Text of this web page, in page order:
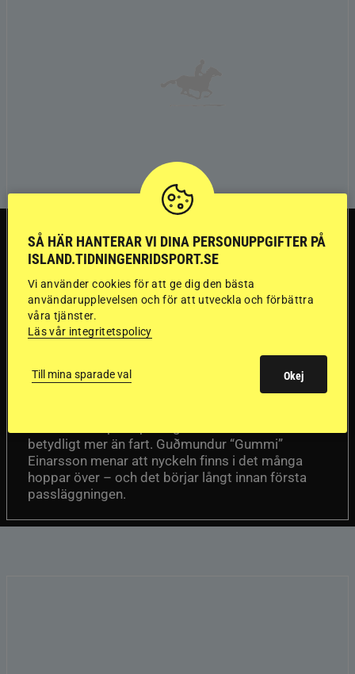
”Gummi” berättar:
Första stegen mot
en internationell
passhäst
betydligt mer än fart. Guðmundur “Gummi”
Einarsson menar att nyckeln finns i det många
hoppar över – och det börjar långt innan första
passläggningen.
SÅ HÄR HANTERAR VI DINA PERSONUPPGIFTER PÅ
ISLAND.TIDNINGENRIDSPORT.SE
Vi använder cookies för att ge dig den bästa
användarupplevelsen och för att utveckla och förbättra
våra tjänster.
Läs vår integritetspolicy
Till mina sparade val Okej